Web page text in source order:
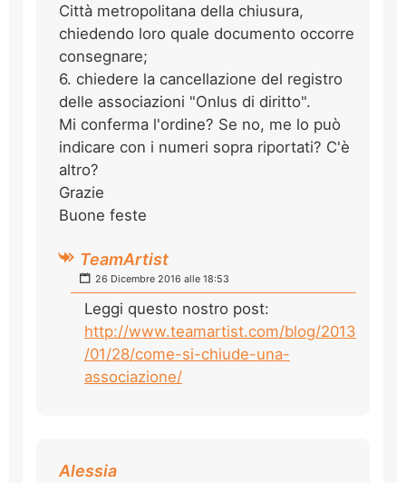
Città metropolitana della chiusura,
chiedendo loro quale documento occorre
consegnare;
6. chiedere la cancellazione del registro
delle associazioni "Onlus di diritto".
Mi conferma l'ordine? Se no, me lo può
indicare con i numeri sopra riportati? C'è
altro?
Grazie
Buone feste
TeamArtist
26 Dicembre 2016 alle 18:53
Leggi questo nostro post:
http://www.teamartist.com/blog/2013
/01/28/come-si-chiude-una-
associazione/
Alessia